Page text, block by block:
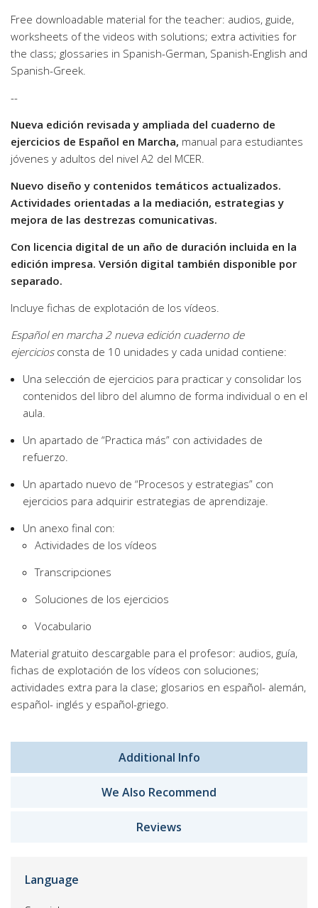
Free downloadable material for the teacher: audios, guide,
worksheets of the videos with solutions; extra activities for
the class; glossaries in Spanish-German, Spanish-English and
Spanish-Greek.
--
Nueva edición revisada y ampliada del cuaderno de
ejercicios de Español en Marcha, manual para estudiantes
jóvenes y adultos del nivel A2 del MCER.
Nuevo diseño y contenidos temáticos actualizados.
Actividades orientadas a la mediación, estrategias y
mejora de las destrezas comunicativas.
Con licencia digital de un año de duración incluida en la
edición impresa. Versión digital también disponible por
separado.
Incluye fichas de explotación de los vídeos.
Español en marcha 2 nueva edición cuaderno de
ejerciciosconsta de 10 unidades y cada unidad contiene:
Una selección de ejercicios para practicar y consolidar los
contenidos del libro del alumno de forma individual o en el
aula.
Un apartado de “Practica más” con actividades de
refuerzo.
Un apartado nuevo de “Procesos y estrategias” con
ejercicios para adquirir estrategias de aprendizaje.
Un anexo final con:
Actividades de los vídeos
Transcripciones
Soluciones de los ejercicios
Vocabulario
Material gratuito descargable para el profesor: audios, guía,
fichas de explotación de los vídeos con soluciones;
actividades extra para la clase; glosarios en español- alemán,
español- inglés y español-griego.
Additional Info
We Also Recommend
Reviews
Language